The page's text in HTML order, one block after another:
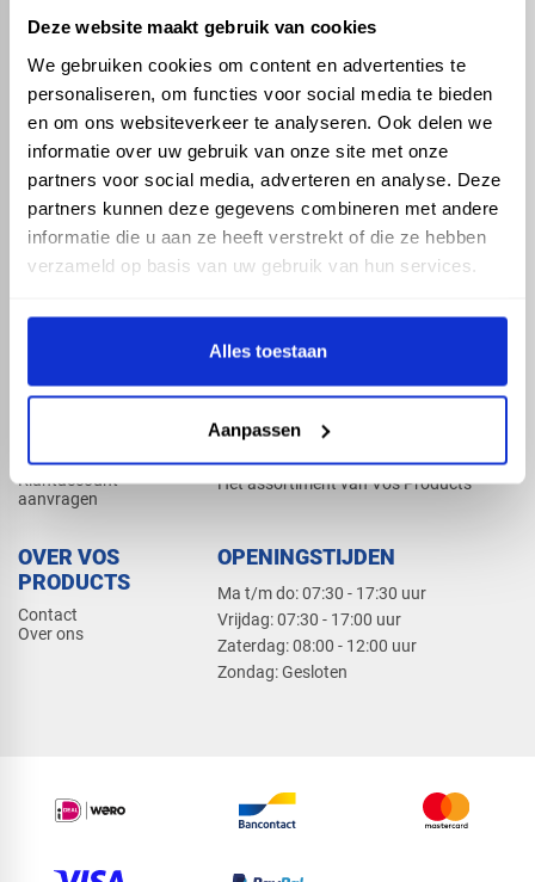
Deze website maakt gebruik van cookies
We gebruiken cookies om content en advertenties te
personaliseren, om functies voor social media te bieden
en om ons websiteverkeer te analyseren. Ook delen we
informatie over uw gebruik van onze site met onze
partners voor social media, adverteren en analyse. Deze
partners kunnen deze gegevens combineren met andere
informatie die u aan ze heeft verstrekt of die ze hebben
verzameld op basis van uw gebruik van hun services.
Alles toestaan
Aanpassen
ASSORTIMENT
Hemelwaterafvoer
Drukleiding
Beregening
Dak en gevel
KENNIS EN HULP
Klantenservice
Kennisbank
Klantaccount
aanvragen
PRODUCTCATALOGUS 2026
Het assortiment van Vos Products
OVER VOS
PRODUCTS
Contact
Over ons
OPENINGSTIJDEN
Ma t/m do: 07:30 - 17:30 uur
​Vrijdag: 07:30 - 17:00 uur
​Zaterdag: 08:00 - 12:00 uur
​Zondag: Gesloten
check_circleDé bouwmarkt van Altena
check_circle Direct uit grote voorraad geleverd met eigen transport
check_circleLevering in NL en BE